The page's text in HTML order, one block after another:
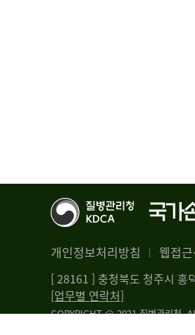
개인정보처리방침 웹접
[ 28161 ] 충청북도 청주시 흥
[업무별 연락처]
COPYRIGHT @ 2021 질병관리청.